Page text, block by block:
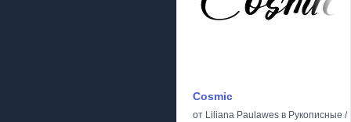
Cosmic
от Liliana Paulawes в Рукописные /